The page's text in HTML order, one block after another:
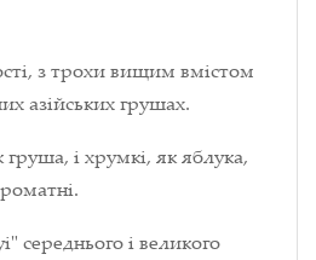
з трохи вищим вмістом
азійських грушах.
і хрумкі, як яблука,
середнього і великого